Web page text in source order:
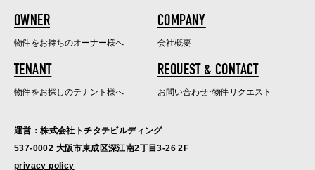
OWNER
物件をお持ちのオーナー様へ
COMPANY
会社概要
TENANT
物件をお探しのテナント様へ
REQUEST & CONTACT
お問い合わせ･物件リクエスト
運営：株式会社トチタテビルディング
537-0002 大阪市東成区深江南2丁目3-26 2F
privacy policy